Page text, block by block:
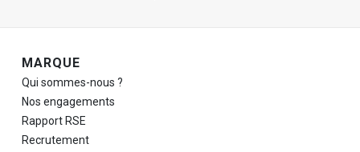
Navigation de pied de page
MARQUE
Qui sommes-nous ?
Nos engagements
Rapport RSE
Recrutement